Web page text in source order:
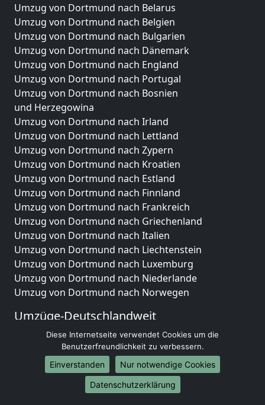
Umzug von Dortmund nach Belarus
Umzug von Dortmund nach Belgien
Umzug von Dortmund nach Bulgarien
Umzug von Dortmund nach Dänemark
Umzug von Dortmund nach England
Umzug von Dortmund nach Portugal
Umzug von Dortmund nach Bosnien
und Herzegowina
Umzug von Dortmund nach Irland
Umzug von Dortmund nach Lettland
Umzug von Dortmund nach Zypern
Umzug von Dortmund nach Kroatien
Umzug von Dortmund nach Estland
Umzug von Dortmund nach Finnland
Umzug von Dortmund nach Frankreich
Umzug von Dortmund nach Griechenland
Umzug von Dortmund nach Italien
Umzug von Dortmund nach Liechtenstein
Umzug von Dortmund nach Luxemburg
Umzug von Dortmund nach Niederlande
Umzug von Dortmund nach Norwegen
Umzüge-Deutschlandweit
Umzug von Dortmund nach Berlin
Umzug von Dortmund nach Hamburg
Umzug von Dortmund nach München
Umzug von Dortmund nach Köln
Umzug von Dortmund nach Frankfurt am Main
Diese Internetseite verwendet Cookies um die
Benutzerfreundlichkeit zu verbessern.
Einverstanden
Nur notwendige Cookies
Datenschutzerklärung